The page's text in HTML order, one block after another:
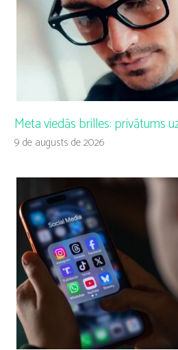
Meta viedās brilles: privātums
9 de augusts de 2026